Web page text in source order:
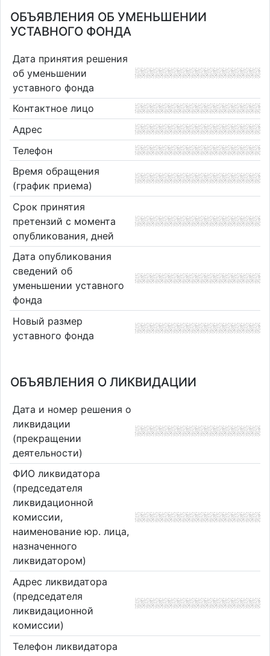
ОБЪЯВЛЕНИЯ ОБ УМЕНЬШЕНИИ
УСТАВНОГО ФОНДА
Дата принятия решения
об уменьшении
уставного фонда
Контактное лицо
Адрес
Телефон
Время обращения
(график приема)
Срок принятия
претензий с момента
опубликования, дней
Дата опубликования
сведений об
уменьшении уставного
фонда
Новый размер
уставного фонда
ОБЪЯВЛЕНИЯ О ЛИКВИДАЦИИ
Дата и номер решения о
ликвидации
(прекращении
деятельности)
ФИО ликвидатора
(председателя
ликвидационной
комиссии,
наименование юр. лица,
назначенного
ликвидатором)
Адрес ликвидатора
(председателя
ликвидационной
комиссии)
Телефон ликвидатора